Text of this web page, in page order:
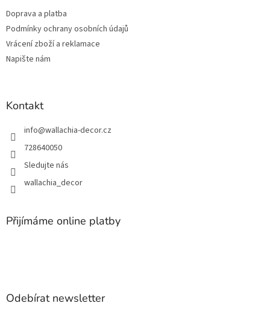
Doprava a platba
Podmínky ochrany osobních údajů
Vrácení zboží a reklamace
Napište nám
Kontakt
info@wallachia-decor.cz
728640050
Sledujte nás
wallachia_decor
Přijímáme online platby
Odebírat newsletter